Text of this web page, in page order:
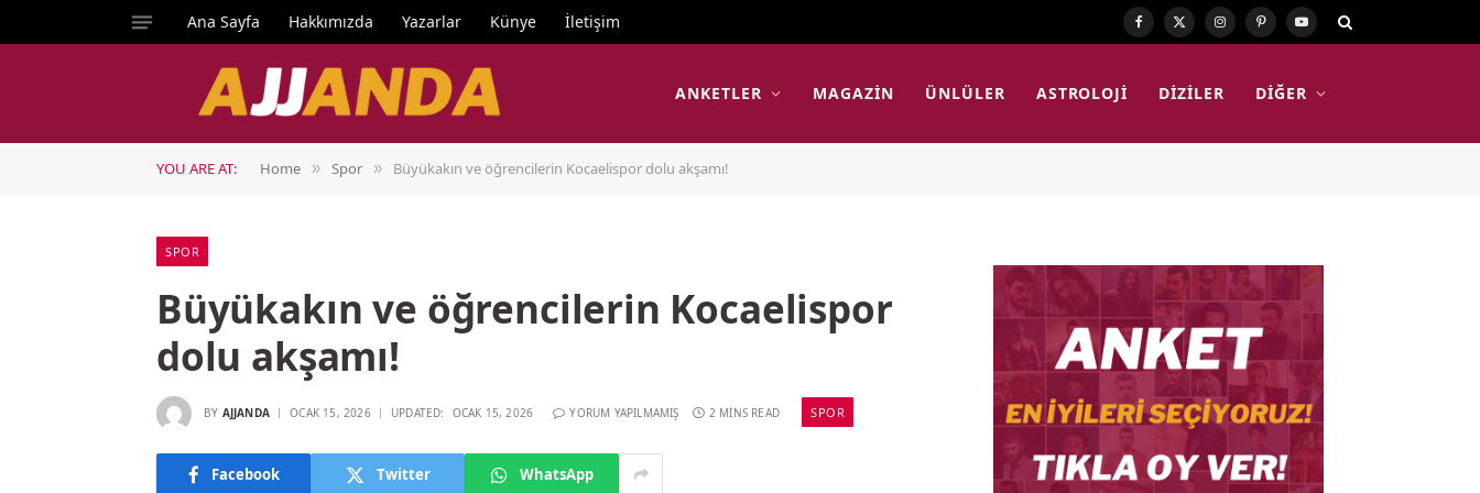
Ana Sayfa Hakkımızda Yazarlar Künye İletişim Facebook
X
Instagram
PinterestYouTube
ANKETLER MAGAZIN ÜNLÜLER ASTROLOJI DIZILER DIĞER
YOU ARE AT: Home » Spor » Büyükakın ve öğrencilerin Kocaelispor dolu akşamı!
SPOR
Büyükakın ve öğrencilerin Kocaelispor
dolu akşamı!
BY AJJANDA OCAK 15, 2026 UPDATED: OCAK 15, 2026 YORUM YAPILMAMIŞ 2 MINS READ SPOR
Facebook Twitter WhatsApp